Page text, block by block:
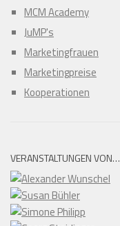
MCM Academy
JuMP's
Marketingfrauen
Marketingpreise
Kooperationen
VERANSTALTUNGEN VON…